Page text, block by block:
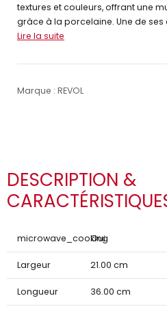
textures et couleurs, offrant une
grâce à la porcelaine. Une de ses
Lire la suite
Marque : REVOL
DESCRIPTION &
microwave_cooking
Oui
Largeur 21.00 cm
Longueur 36.00 cm